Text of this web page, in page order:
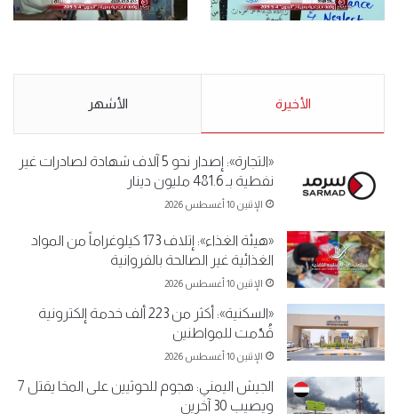
5-2019.
نبيع مخدرات يعني ولا خمر؟!.
الأخيرة الأشهر
«التجارة»: إصدار نحو 5 آلاف شهادة لصادرات غير
نفطية بـ 481.6 مليون دينار
الإثنين 10 أغسطس 2026
«هيئة الغذاء»: إتلاف 173 كيلوغراماً من المواد
الغذائية غير الصالحة بالفروانية
الإثنين 10 أغسطس 2026
«السكنية»: أكثر من 223 ألف خدمة إلكترونية
قُدّمت للمواطنين
الإثنين 10 أغسطس 2026
الجيش اليمني: هجوم للحوثيين على المخا يقتل 7
ويصيب 30 آخرين